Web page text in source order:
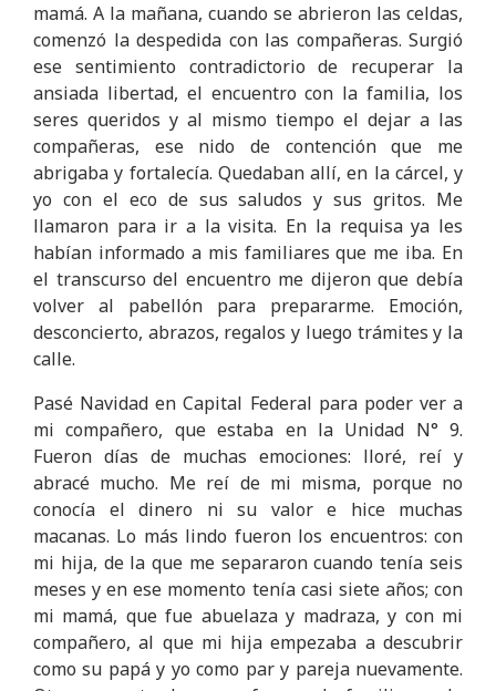
mamá. A la mañana, cuando se abrieron las celdas,
comenzó la despedida con las compañeras. Surgió
ese sentimiento contradictorio de recuperar la
ansiada libertad, el encuentro con la familia, los
seres queridos y al mismo tiempo el dejar a las
compañeras, ese nido de contención que me
abrigaba y fortalecía. Quedaban allí, en la cárcel, y
yo con el eco de sus saludos y sus gritos. Me
llamaron para ir a la visita. En la requisa ya les
habían informado a mis familiares que me iba. En
el transcurso del encuentro me dijeron que debía
volver al pabellón para prepararme. Emoción,
desconcierto, abrazos, regalos y luego trámites y la
calle.
Pasé Navidad en Capital Federal para poder ver a
mi compañero, que estaba en la Unidad N° 9.
Fueron días de muchas emociones: lloré, reí y
abracé mucho. Me reí de mi misma, porque no
conocía el dinero ni su valor e hice muchas
macanas. Lo más lindo fueron los encuentros: con
mi hija, de la que me separaron cuando tenía seis
meses y en ese momento tenía casi siete años; con
mi mamá, que fue abuelaza y madraza, y con mi
compañero, al que mi hija empezaba a descubrir
como su papá y yo como par y pareja nuevamente.